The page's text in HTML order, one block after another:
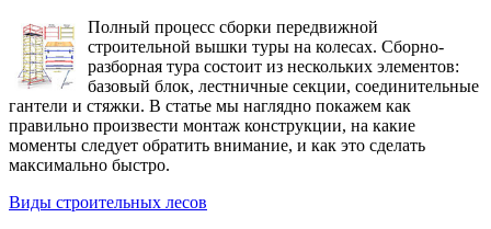
Полный процесс сборки передвижной
строительной вышки туры на колесах. Сборно-
разборная тура состоит из нескольких элементов:
базовый блок, лестничные секции, соединительные
гантели и стяжки. В статье мы наглядно покажем как
правильно произвести монтаж конструкции, на какие
моменты следует обратить внимание, и как это сделать
максимально быстро.
Виды строительных лесов